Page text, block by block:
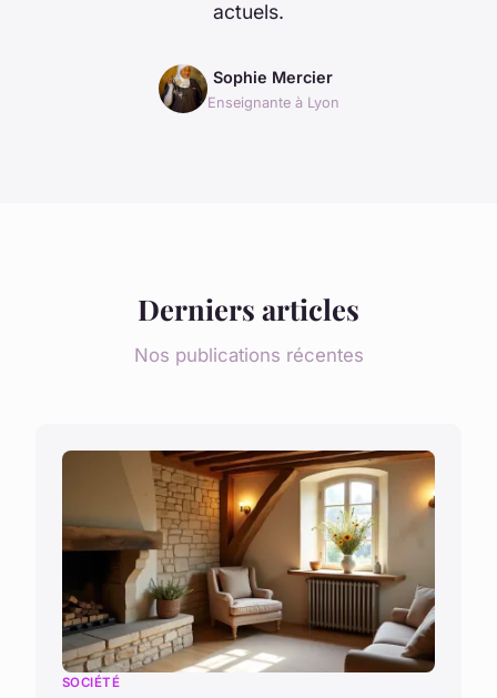
actuels.
Sophie Mercier
Enseignante à Lyon
Derniers articles
Nos publications récentes
SOCIÉTÉ